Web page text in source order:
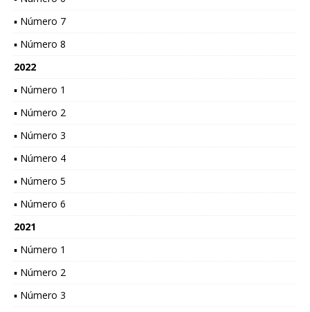
▪ Número 7
▪ Número 8
2022
▪ Número 1
▪ Número 2
▪ Número 3
▪ Número 4
▪ Número 5
▪ Número 6
2021
▪ Número 1
▪ Número 2
▪ Número 3